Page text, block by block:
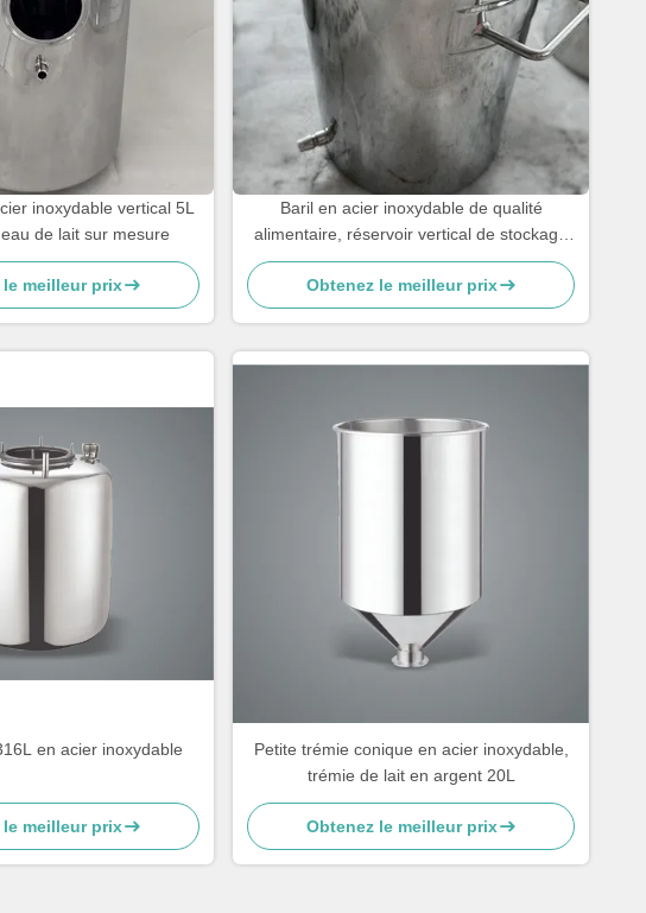
inoxydable vertical 5L
de lait sur mesure
le meilleur prix
Baril en acier inoxydable de qualité
alimentaire, réservoir vertical de stockage
de lait 5L
Obtenez le meilleur prix
en acier inoxydable
le meilleur prix
Petite trémie conique en acier inoxydable,
trémie de lait en argent 20L
Obtenez le meilleur prix